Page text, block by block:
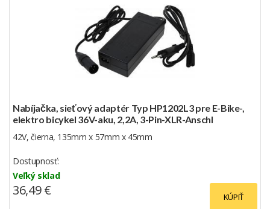
Nabíjačka, sieťový adaptér Typ HP1202L3 pre E-Bike-,
elektro bicykel 36V-aku, 2,2A, 3-Pin-XLR-Anschl
42V, čierna, 135mm x 57mm x 45mm
Dostupnosť:
Veľký sklad
KÚPIŤ
36,49 €